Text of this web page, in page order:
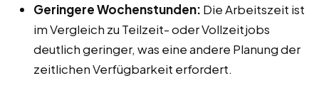
Geringere Wochenstunden: Die Arbeitszeit ist
im Vergleich zu Teilzeit- oder Vollzeitjobs
deutlich geringer, was eine andere Planung der
zeitlichen Verfügbarkeit erfordert.